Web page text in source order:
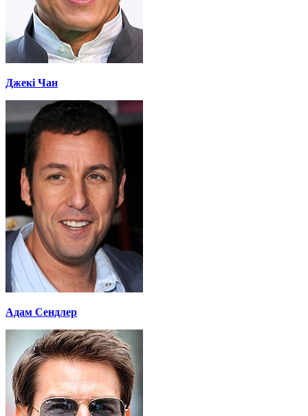
Джекі Чан
Адам Сендлер